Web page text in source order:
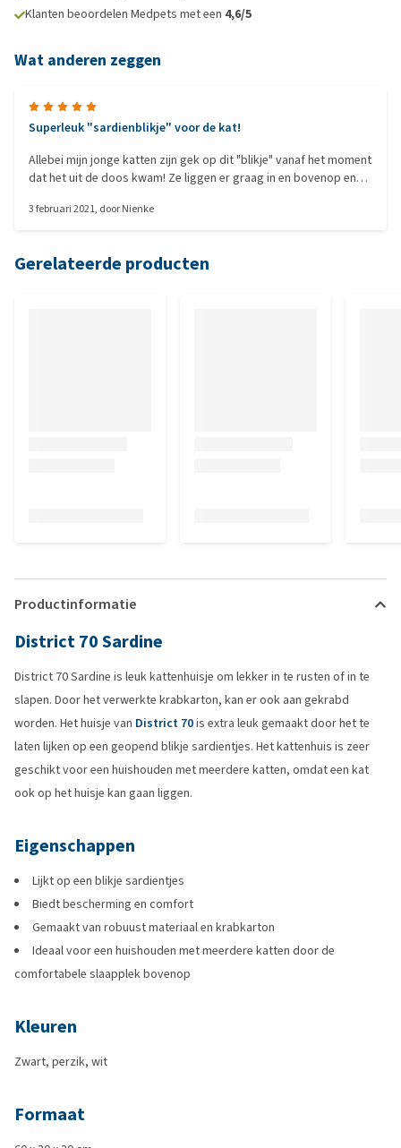
Klanten beoordelen Medpets met een 4,6/5
Wat anderen zeggen
Superleuk "sardienblikje" voor de kat!
Allebei mijn jonge katten zijn gek op dit "blikje" vanaf het moment
dat het uit de doos kwam! Ze liggen er graag in en bovenop en
fijn dat het printje op het karton er leuk uitziet. Absoluut een
voor dat je soms wat kartonstukjes uit de vacht van de kat moet
3 februari 2021, doorNienke
Gerelateerde producten
Productinformatie
District 70 Sardine
District 70 Sardine is leuk kattenhuisje om lekker in te rusten of in te
slapen. Door het verwerkte krabkarton, kan er ook aan gekrabd
worden. Het huisje van District 70is extra leuk gemaakt door het te
laten lijken op een geopend blikje sardientjes. Het kattenhuis is zeer
geschikt voor een huishouden met meerdere katten, omdat een kat
ook op het huisje kan gaan liggen.
Eigenschappen
Lijkt op een blikje sardientjes
Biedt bescherming en comfort
Gemaakt van robuust materiaal en krabkarton
Ideaal voor een huishouden met meerdere katten door de
comfortabele slaapplek bovenop
Kleuren
Zwart, perzik, wit
Formaat